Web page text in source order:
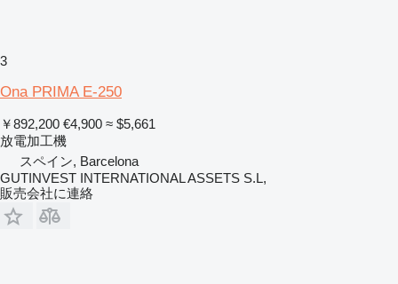
3
Ona PRIMA E-250
￥892,200 €4,900 ≈ $5,661
放電加工機
スペイン, Barcelona
GUTINVEST INTERNATIONAL ASSETS S.L,
販売会社に連絡